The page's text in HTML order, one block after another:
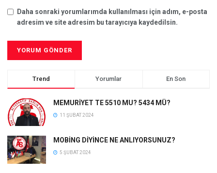
Daha sonraki yorumlarımda kullanılması için adım, e-posta
adresim ve site adresim bu tarayıcıya kaydedilsin.
Trend Yorumlar En Son
MEMURİYET TE 5510 MU? 5434 MÜ?
11 ŞUBAT 2024
MOBİNG DİYİNCE NE ANLIYORSUNUZ?
5 ŞUBAT 2024